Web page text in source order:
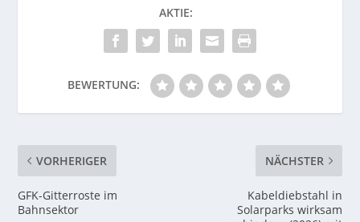
AKTIE:
BEWERTUNG:
VORHERIGER
GFK-Gitterroste im
Bahnsektor
NÄCHSTER
Kabeldiebstahl in
Solarparks wirksam